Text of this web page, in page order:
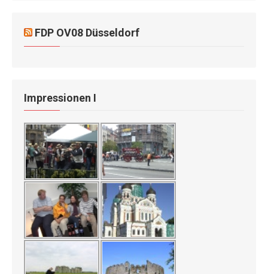
FDP OV08 Düsseldorf
Impressionen I